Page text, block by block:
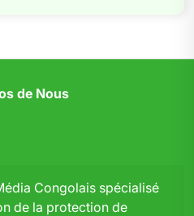
de Nous
Congolais spécialisé
de la protection de